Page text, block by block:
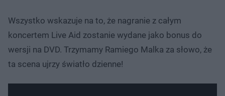
Wszystko wskazuje na to, że nagranie z całym
koncertem Live Aid zostanie wydane jako bonus do
wersji na DVD. Trzymamy Ramiego Malka za słowo, że
ta scena ujrzy światło dzienne!